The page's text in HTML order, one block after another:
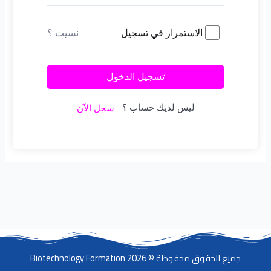
الاستمرار في تسجيل نسيت ؟
تسجيل الدخول
ليس لديك حساب ؟ سجل الآن
جميع الحقوق محفوظة © 2026 Biotechnology Formation